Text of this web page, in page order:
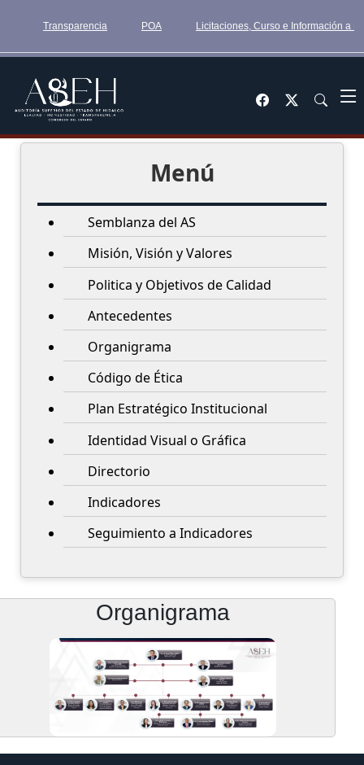
Transparencia POA Licitaciones, Curso e Información a
Menú
Semblanza del AS
Misión, Visión y Valores
Politica y Objetivos de Calidad
Antecedentes
Organigrama
Código de Ética
Plan Estratégico Institucional
Identidad Visual o Gráfica
Directorio
Indicadores
Seguimiento a Indicadores
Organigrama